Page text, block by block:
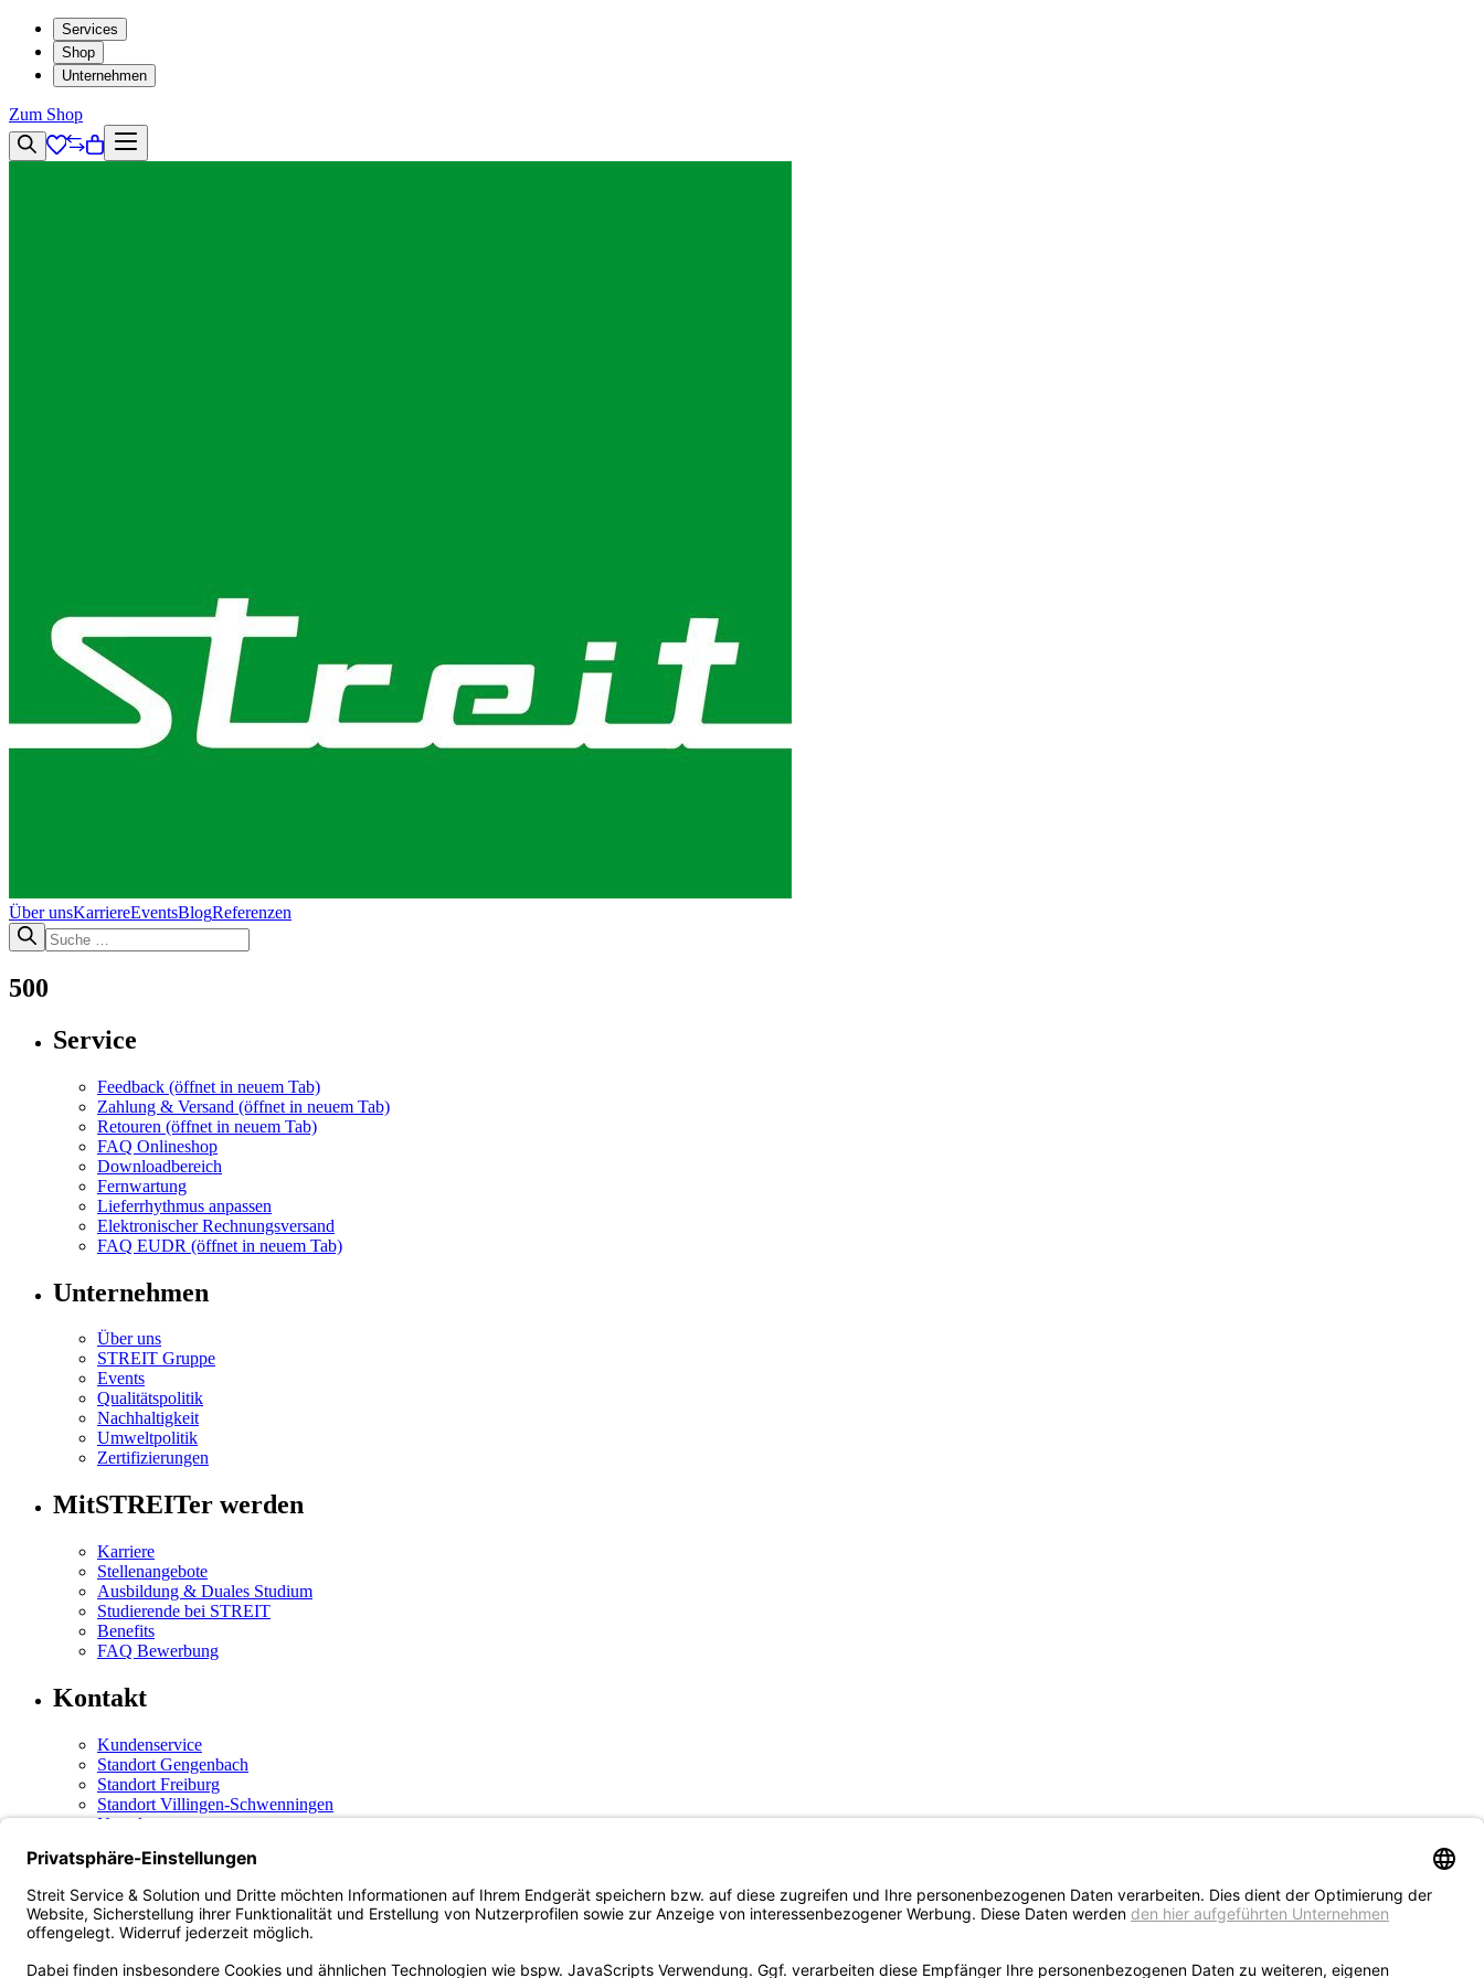
Services
Shop
Unternehmen
Zum Shop
Über unsKarriereEventsBlogReferenzen
500
Service
Feedback (öffnet in neuem Tab)
Zahlung & Versand (öffnet in neuem Tab)
Retouren (öffnet in neuem Tab)
FAQ Onlineshop
Downloadbereich
Fernwartung
Lieferrhythmus anpassen
Elektronischer Rechnungsversand
FAQ EUDR (öffnet in neuem Tab)
Unternehmen
Über uns
STREIT Gruppe
Events
Qualitätspolitik
Nachhaltigkeit
Umweltpolitik
Zertifizierungen
MitSTREITer werden
Karriere
Stellenangebote
Ausbildung & Duales Studium
Studierende bei STREIT
Benefits
FAQ Bewerbung
Kontakt
Kundenservice
Standort Gengenbach
Standort Freiburg
Standort Villingen-Schwenningen
Newsletter
Social Media
Instagram(öffnet in neuem Tab)
Facebook(öffnet in neuem Tab)